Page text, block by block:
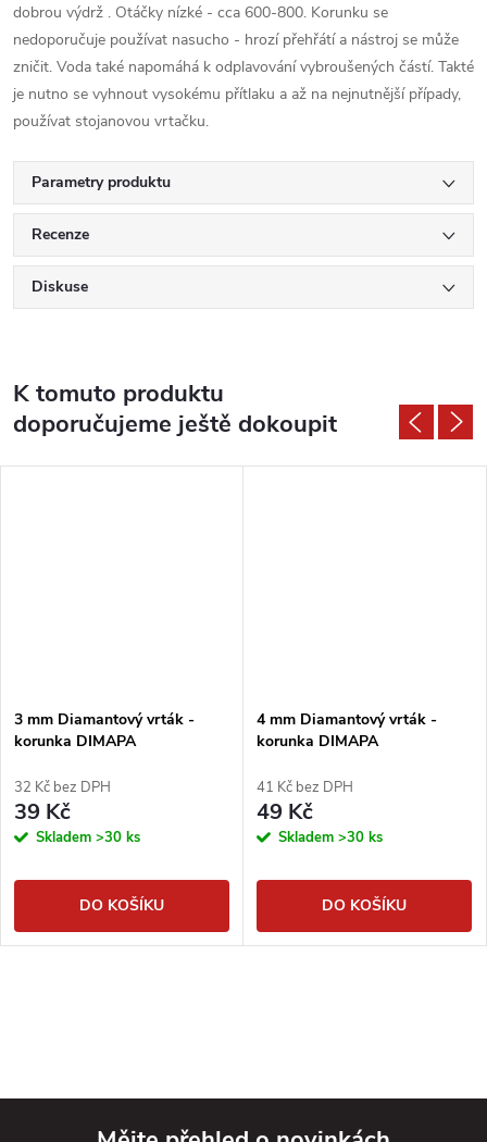
dobrou výdrž . Otáčky nízké - cca 600-800. Korunku se
nedoporučuje používat nasucho - hrozí přehřátí a nástroj se může
zničit. Voda také napomáhá k odplavování vybroušených částí. Takté
je nutno se vyhnout vysokému přítlaku a až na nejnutnější případy,
používat stojanovou vrtačku.
Parametry produktu
Recenze
Diskuse
K tomuto produktu
doporučujeme ještě dokoupit
3 mm Diamantový vrták -
korunka DIMAPA
32 Kč bez DPH
39 Kč
Skladem >30 ks
DO KOŠÍKU
4 mm Diamantový vrták -
korunka DIMAPA
41 Kč bez DPH
49 Kč
Skladem >30 ks
DO KOŠÍKU